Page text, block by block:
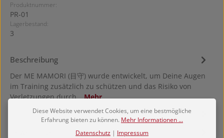
Produktnummer:
PR-01
Lagerbestand:
3
Beschreibung
Der ME MAMORI (目守) wurde entwickelt, um Deine Augen
im Training zusätzlich zu schützen und das Risiko von
Verletzungen durch…Mehr
HerstellerDiese Website verwendet Cookies, um eine bestmögliche
Erfahrung bieten zu können. Mehr Informationen ...
Datenschutz | Impressum